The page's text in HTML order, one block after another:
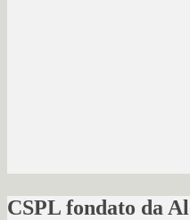
CSPL fondato da